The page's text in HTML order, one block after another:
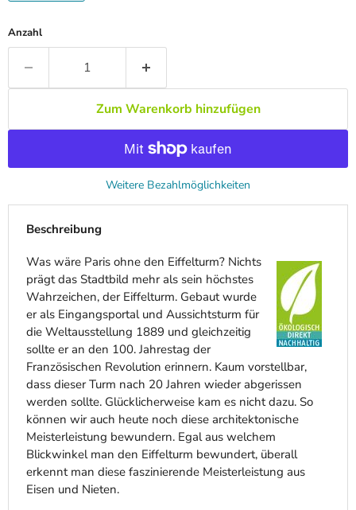
Anzahl
Zum Warenkorb hinzufügen
Weitere Bezahlmöglichkeiten
Beschreibung
Was wäre Paris ohne den Eiffelturm? Nichts
prägt das Stadtbild mehr als sein höchstes
Wahrzeichen, der Eiffelturm. Gebaut wurde
er als Eingangsportal und Aussichtsturm für
die Weltausstellung 1889 und gleichzeitig
sollte er an den 100. Jahrestag der
Französischen Revolution erinnern. Kaum vorstellbar,
dass dieser Turm nach 20 Jahren wieder abgerissen
werden sollte. Glücklicherweise kam es nicht dazu. So
können wir auch heute noch diese architektonische
Meisterleistung bewundern. Egal aus welchem
Blickwinkel man den Eiffelturm bewundert, überall
erkennt man diese faszinierende Meisterleistung aus
Eisen und Nieten.